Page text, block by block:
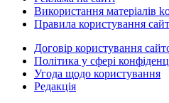
Використання матеріалів
Правила користування
Договір користування
Політика у сфері
Угода щодо користування
Редакція